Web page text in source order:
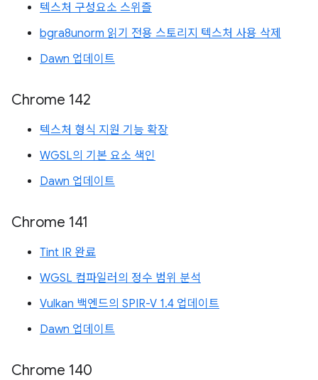
텍스처 구성요소 스위즐
bgra8unorm 읽기 전용 스토리지 텍스처 사용 삭제
Dawn 업데이트
Chrome 142
텍스처 형식 지원 기능 확장
WGSL의 기본 요소 색인
Dawn 업데이트
Chrome 141
Tint IR 완료
WGSL 컴파일러의 정수 범위 분석
Vulkan 백엔드의 SPIR-V 1.4 업데이트
Dawn 업데이트
Chrome 140